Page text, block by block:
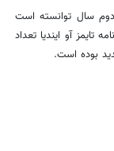
سال توانسته است
تایمز آو ایندیا تعداد